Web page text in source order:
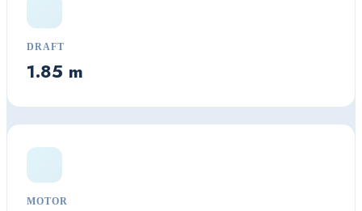
DRAFT
1.85 m
MOTOR